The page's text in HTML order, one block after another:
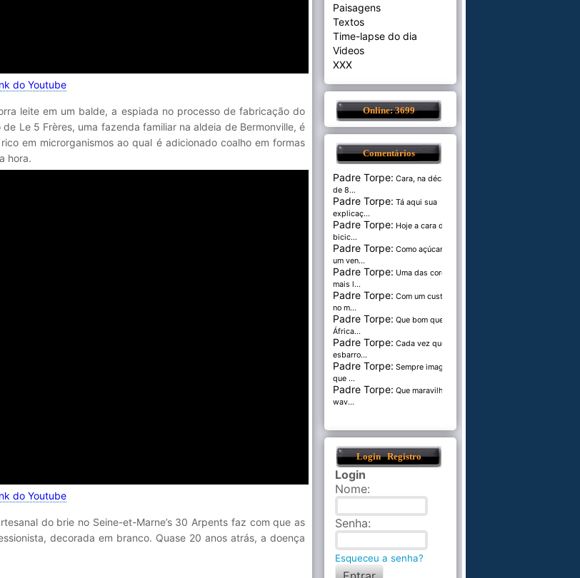
do Youtube
leite em um balde, a espiada no processo de fabricação do
Le 5 Frères, uma fazenda familiar na aldeia de Bermonville, é
em microrganismos ao qual é adicionado coalho em formas
hora.
do Youtube
do brie no Seine-et-Marne’s 30 Arpents faz com que as
decorada em branco. Quase 20 anos atrás, a doença
Paisagens
Textos
Time-lapse do dia
Videos
XXX
Online: 3699
Comentários
Padre Torpe: Cara, na década
de 8...
Padre Torpe: Tá aqui sua
explicaç...
Padre Torpe: Hoje a cara de
bicic...
Padre Torpe: Como açúcar é
um ven...
Padre Torpe: Uma das cores
mais l...
Padre Torpe: Com um custo de
no m...
Padre Torpe: Que bom que a
África...
Padre Torpe: Cada vez que
esbarro...
Padre Torpe: Sempre imaginei
que ...
Padre Torpe: Que maravilha de
wav...
Login Registro
Login
Nome:
Senha:
Esqueceu a senha?